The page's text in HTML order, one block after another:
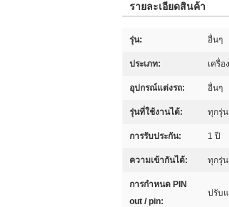
รายละเอียดสินค้า
รุ่น: อื่นๆ
ประเภท: เครื่อ
อุปกรณ์แต่งรถ: อื่นๆ
รุ่นที่ใช้งานได้: ทุกรุ่น
การรับประกัน: 1 ปี
ความเข้ากันได้: ทุกรุ่น
การกำหนด PIN
out / pin:
ปรับ